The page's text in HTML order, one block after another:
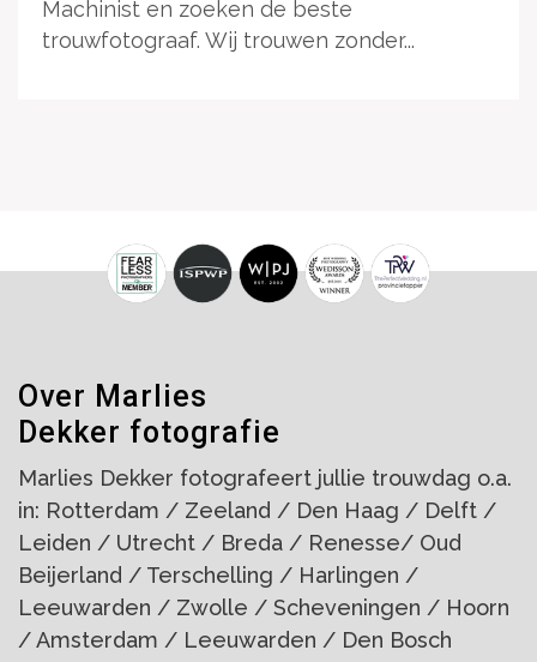
Machinist en zoeken de beste
trouwfotograaf. Wij trouwen zonder...
Over Marlies
Dekker fotografie
Marlies Dekker fotografeert jullie trouwdag o.a.
in: Rotterdam / Zeeland / Den Haag / Delft /
Leiden / Utrecht / Breda / Renesse/ Oud
Beijerland / Terschelling / Harlingen /
Leeuwarden / Zwolle / Scheveningen / Hoorn
/ Amsterdam / Leeuwarden / Den Bosch